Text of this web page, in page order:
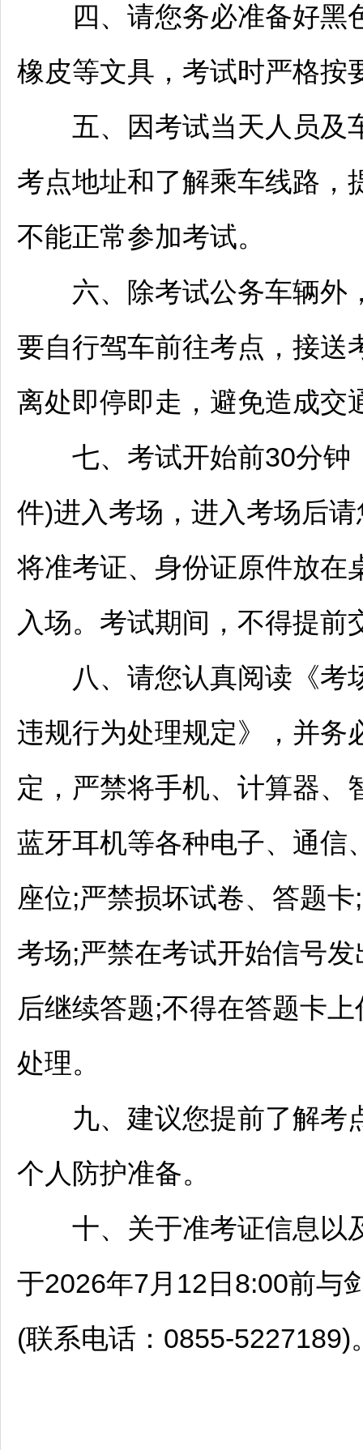
四、请您务必准备好黑
橡皮等文具，考试时严格按
五、因考试当天人员及
考点地址和了解乘车线路，
不能正常参加考试。
六、除考试公务车辆外
要自行驾车前往考点，接送
离处即停即走，避免造成交
七、考试开始前30分钟
件)进入考场，进入考场后
将准考证、身份证原件放在
入场。考试期间，不得提前
八、请您认真阅读《考
违规行为处理规定》，并务
定，严禁将手机、计算器、
蓝牙耳机等各种电子、通信
座位;严禁损坏试卷、答题
考场;严禁在考试开始信号
后继续答题;不得在答题卡
处理。
九、建议您提前了解考
个人防护准备。
十、关于准考证信息以
于2026年7月12日8:00前与
(联系电话：0855-5227189)